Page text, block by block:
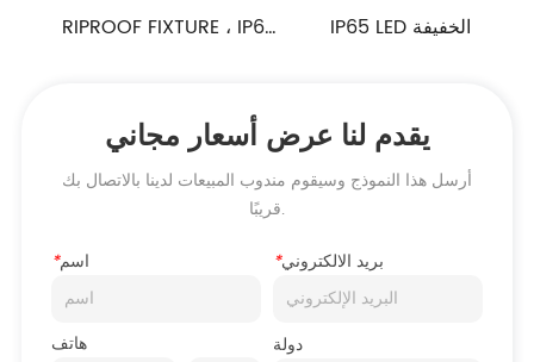
IP65 LED للماء الخفيفة ML9-2
يقدم لنا عرض أسعار مجاني
أرسل هذا النموذج وسيقوم مندوب المبيعات لدينا بالاتصال بك
قريبًا.
*اسم *بريد الالكتروني
هاتف دولة